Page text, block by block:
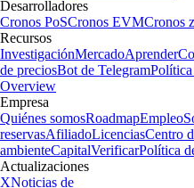
Desarrolladores
Cronos PoSCronos EVMCronos
Recursos
InvestigaciónMercadoAprender
de preciosBot de TelegramPolítica
Overview
Empresa
Quiénes somosRoadmapEmpleo
reservasAfiliadoLicenciasCentro
ambienteCapitalVerificarPolítica
Actualizaciones
XNoticias de